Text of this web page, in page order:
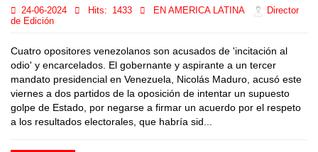
24-06-2024 Hits: 1433 EN AMERICA LATINA
Director
de Edición
Cuatro opositores venezolanos son acusados de 'incitación al
odio' y encarcelados. El gobernante y aspirante a un tercer
mandato presidencial en Venezuela, Nicolás Maduro, acusó este
viernes a dos partidos de la oposición de intentar un supuesto
golpe de Estado, por negarse a firmar un acuerdo por el respeto
a los resultados electorales, que habría sid...